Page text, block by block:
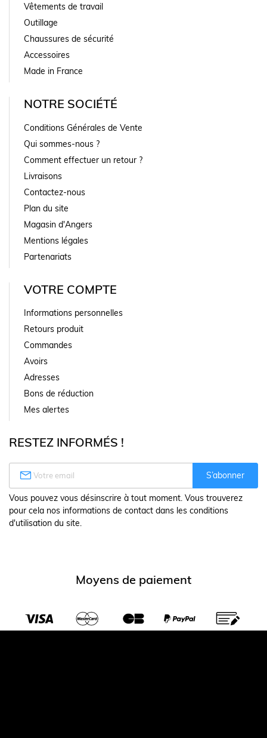
Vêtements de travail
Outillage
Chaussures de sécurité
Accessoires
Made in France
NOTRE SOCIÉTÉ
Conditions Générales de Vente
Qui sommes-nous ?
Comment effectuer un retour ?
Livraisons
Contactez-nous
Plan du site
Magasin d'Angers
Mentions légales
Partenariats
VOTRE COMPTE
Informations personnelles
Retours produit
Commandes
Avoirs
Adresses
Bons de réduction
Mes alertes
RESTEZ INFORMÉS !
 S’abonner
Vous pouvez vous désinscrire à tout moment. Vous trouverez
pour cela nos informations de contact dans les conditions
d'utilisation du site.
Moyens de paiement